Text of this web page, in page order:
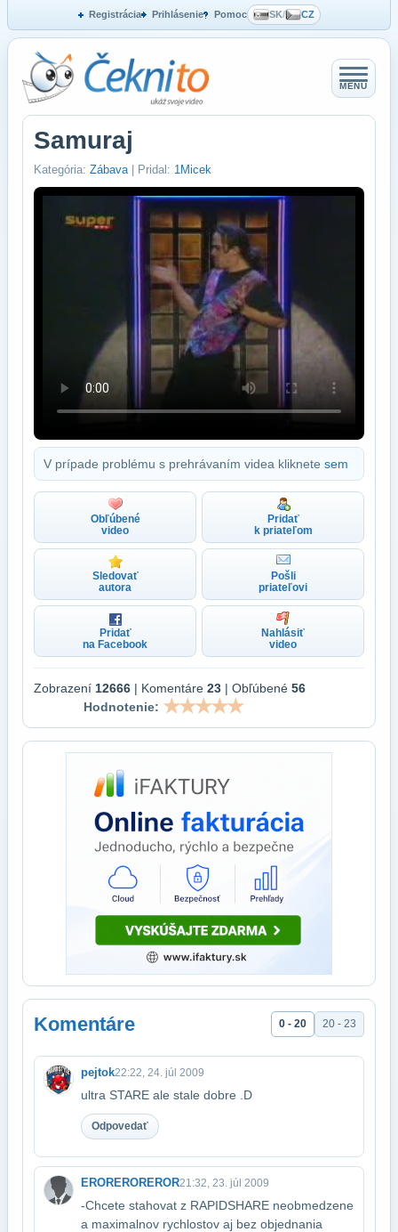
Registrácia Prihlásenie Pomoc SK/ CZ
MENU
Samuraj
Kategória: Zábava | Pridal: 1Micek
V prípade problému s prehrávaním videa kliknete sem
Obľúbené
video
Pridať
k priateľom
Sledovať
autora
Pošli
priateľovi
Pridať
na Facebook
Nahlásiť
video
Zobrazení 12666 | Komentáre 23 | Obľúbené 56
Hodnotenie:
Komentáre 0 - 20 20 - 23
pejtok22:22, 24. júl 2009
ultra STARE ale stale dobre .D
Odpovedať
EROREROREROR21:32, 23. júl 2009
-Chcete stahovat z RAPIDSHARE neobmedzene
a maximalnov rychlostov aj bez objednania​